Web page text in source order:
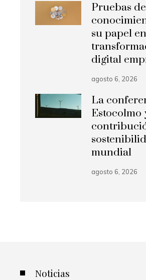
Pruebas de
su papel
digital
agosto 6, 2026
La
Estocolmo
mundial
agosto 6, 2026
Noticias